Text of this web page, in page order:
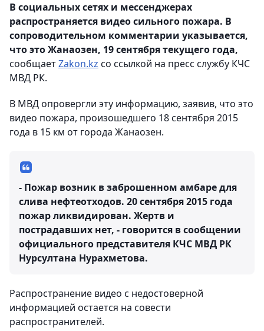
В социальных сетях и мессенджерах
распространяется видео сильного пожара. В
сопроводительном комментарии указывается,
что это Жанаозен, 19 сентября текущего года,
сообщаетZakon.kz со ссылкой на пресс службу КЧС
МВД РК.
В МВД опровергли эту информацию, заявив, что это
видео пожара, произошедшего 18 сентября 2015
года в 15 км от города Жанаозен.
- Пожар возник в заброшенном амбаре для
слива нефтеотходов. 20 сентября 2015 года
пожар ликвидирован. Жертв и
пострадавших нет, - говорится в сообщении
официального представителя КЧС МВД РК
Нурсултана Нурахметова.
Распространение видео с недостоверной
информацией остается на совести
распространителей.